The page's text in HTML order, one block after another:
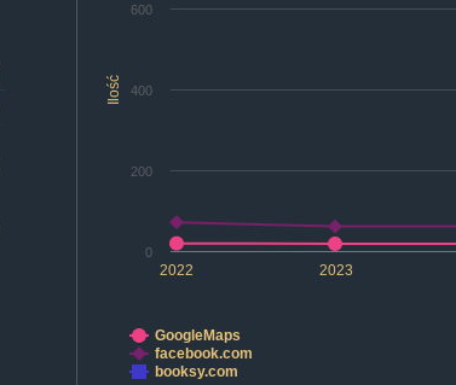
Ilość
2022 2023
0
200
400
600
GoogleMaps
facebook.com
booksy.com